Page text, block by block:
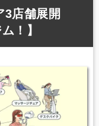
店舗展開
！】